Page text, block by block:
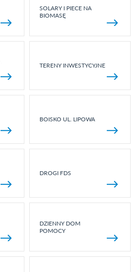
SOLARY I PIECE NA
BIOMASĘ
TERENY INWESTYCYJNE
BOISKO UL. LIPOWA
DROGI FDS
DZIENNY DOM
POMOCY